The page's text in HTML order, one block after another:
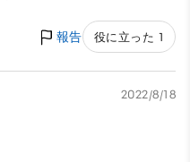
報告 役に立った 1
2022/8/18